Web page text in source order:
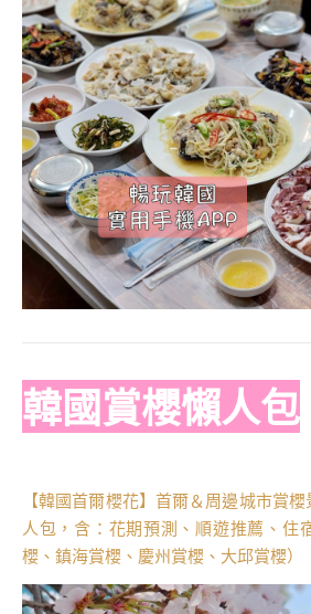
韓國賞櫻懶人包
【韓國首爾櫻花】首爾＆周邊城市賞
人包，含：花期預測、順遊推薦、住
櫻、鎮海賞櫻、慶州賞櫻、大邱賞櫻）